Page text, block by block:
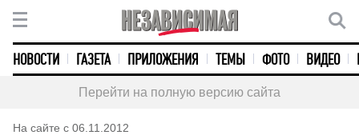
НОВОСТИ ГАЗЕТА ПРИЛОЖЕНИЯ ТЕМЫ ФОТО ВИДЕО
Перейти на полную версию сайта
На сайте с 06.11.2012